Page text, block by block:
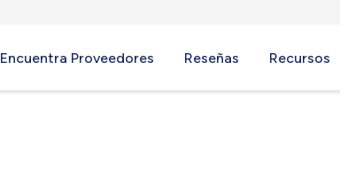
Encuentra Proveedores Reseñas Recursos